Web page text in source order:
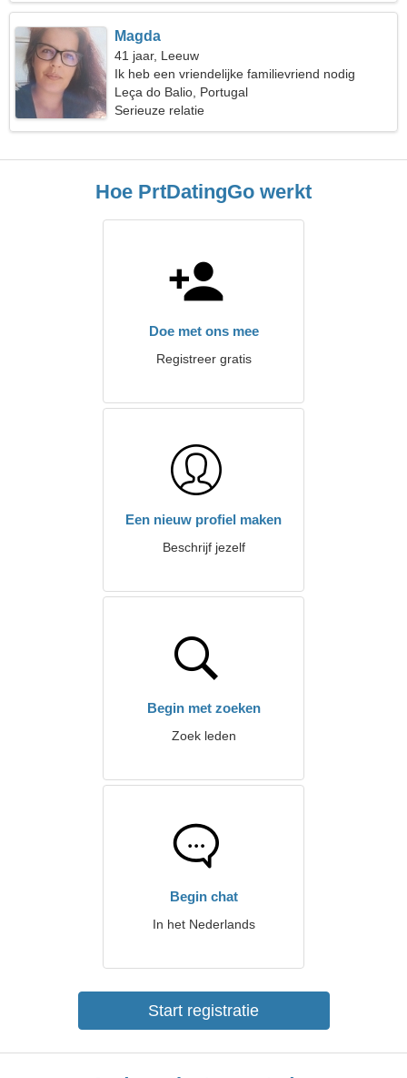
Magda
41 jaar, Leeuw
Ik heb een vriendelijke familievriend nodig
Leça do Balio, Portugal
Serieuze relatie
Hoe PrtDatingGo werkt
Doe met ons mee
Registreer gratis
Een nieuw profiel maken
Beschrijf jezelf
Begin met zoeken
Zoek leden
Begin chat
In het Nederlands
Start registratie